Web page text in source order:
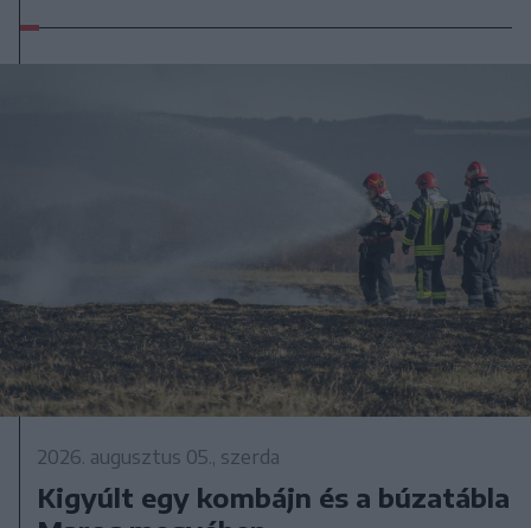
2026. augusztus 05., szerda
Kigyúlt egy kombájn és a búzatábla